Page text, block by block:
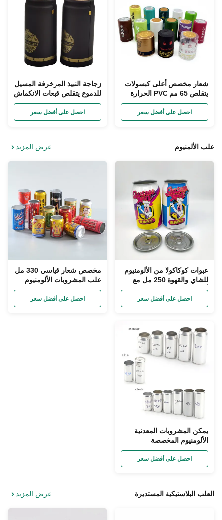
شعار مخصص أعلى كبسولات
يتقلص 65 مم PVC الحرارة
يتقلص التفاف لزجاجات النبيذ
احصل على أفضل سعر
زجاجة النبيذ المزخرفة المسيل
للدموع يتقلص قبعات الانكماش
الحراري بقطر 35 مم
احصل على أفضل سعر
علب الألمنيوم عرض المزيد
عبوات كوكاكولا من الألومنيوم
للشاي والقهوة 250 مل مع
أغطية سهلة الفتح
احصل على أفضل سعر
مخصص شعار قياسي 330 مل
علب المشروبات الألومنيوم
علب المياه الغازية للمشروبات
احصل على أفضل سعر
يمكن المشروبات المعدنية
الألومنيوم المخصصة
المشروبات الغازية المياه مع
الأغطيةاحصل على أفضل سعر
العلب البلاستيكية المستديرة عرض المزيد